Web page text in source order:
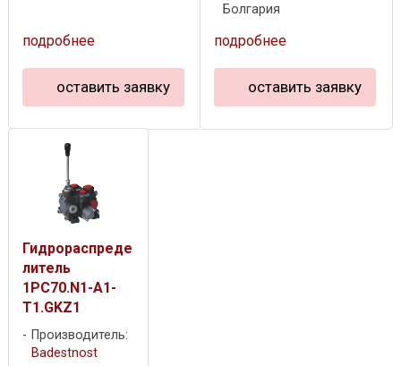
подробнее
оставить заявку
Болгария
подробнее
оставить заявку
Гидрораспреде
литель
1PC70.N1-A1-
T1.GKZ1
Производитель:
Badestnost